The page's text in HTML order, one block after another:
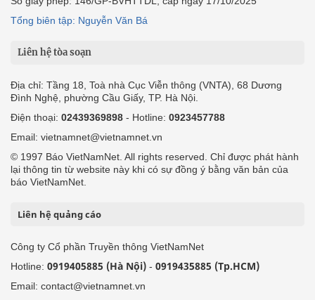
Tổng biên tập: Nguyễn Văn Bá
Liên hệ tòa soạn
Địa chỉ: Tầng 18, Toà nhà Cục Viễn thông (VNTA), 68 Dương
Đình Nghệ, phường Cầu Giấy, TP. Hà Nội.
Điện thoại: 02439369898 - Hotline: 0923457788
Email: vietnamnet@vietnamnet.vn
© 1997 Báo VietNamNet. All rights reserved. Chỉ được phát hành
lại thông tin từ website này khi có sự đồng ý bằng văn bản của
báo VietNamNet.
Liên hệ quảng cáo
Công ty Cổ phần Truyền thông VietNamNet
Hotline: 0919405885 (Hà Nội) - 0919435885 (Tp.HCM)
Email: contact@vietnamnet.vn